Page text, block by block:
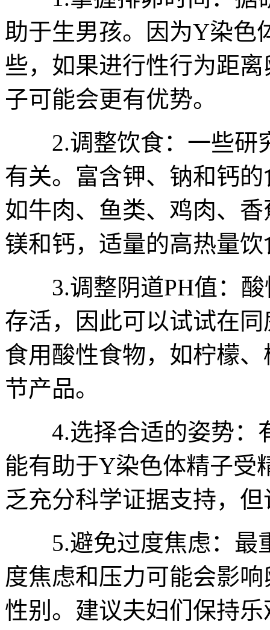
助于生男孩。因为Y染色
些，如果进行性行为距
子可能会更有优势。
2.调整饮食：一些研
有关。富含钾、钠和钙
如牛肉、鱼类、鸡肉、
镁和钙，适量的高热量
3.调整阴道PH值：酸
存活，因此可以试试在
食用酸性食物，如柠檬
节产品。
4.选择合适的姿势：
能有助于Y染色体精子受
乏充分科学证据支持，
5.避免过度焦虑：最
度焦虑和压力可能会影
性别。建议夫妇们保持